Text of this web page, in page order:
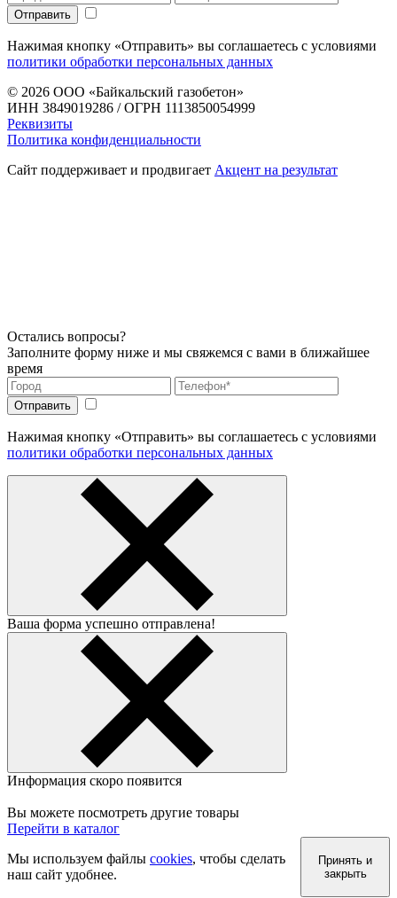
Нажимая кнопку «Отправить» вы соглашаетесь с условиями
политики обработки персональных данных
© 2026 ООО «Байкальский газобетон»
ИНН 3849019286 / ОГРН 1113850054999
Реквизиты
Политика конфиденциальности
Сайт поддерживает и продвигает Акцент на результат
Остались вопросы?
Заполните форму ниже и мы свяжемся с вами в ближайшее
время
Нажимая кнопку «Отправить» вы соглашаетесь с условиями
политики обработки персональных данных
Ваша форма успешно отправлена!
Информация скоро появится
Вы можете посмотреть другие товары
Перейти в каталог
Мы используем файлы cookies, чтобы сделать
наш сайт удобнее.
Принять и
закрыть